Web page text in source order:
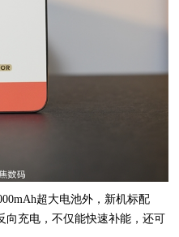
超大电池外，新机标配
向充电，不仅能快速补能，还可